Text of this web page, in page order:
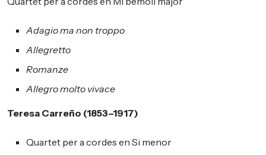
Adagio ma non troppo
Allegretto
Romanze
Allegro molto vivace
Teresa Carreño (1853–1917)
Quartet per a cordes en Si menor